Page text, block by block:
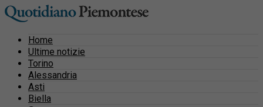
Home
Ultime notizie
Torino
Alessandria
Asti
Biella